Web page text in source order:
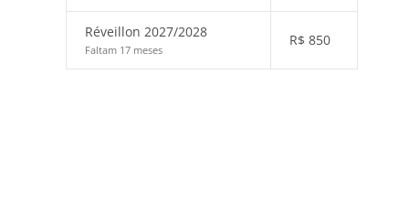
Réveillon 2027/2028
Faltam 17 meses
R$ 850